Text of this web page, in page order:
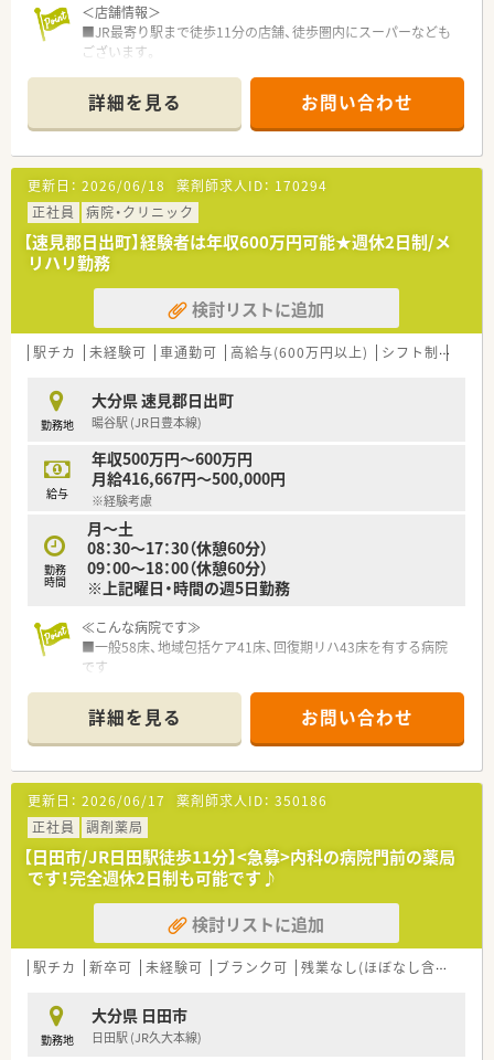
＜店舗情報＞
■JR最寄り駅まで徒歩11分の店舗、徒歩圏内にスーパーなども
ございます。
≪こんな薬局です≫
■地域密着をモットーに50年以上の歴史がございます。
■日田市・玖珠郡・うきは市に11店舗展開しております。
■会社として社員のライフスタイルに合わせた採用を行ってお
ります。
■今後も店舗展開を見据えており、成長が望める企業です。
■社長や役員との距離が近く、風通しが良いので評価次第でエリ
アマネージャーや役員にキャリアアップするチャンスもござい
ます。
■独立開業支援制度もあり、開業後のサポートも充実しておりま
■数名の指導薬剤師が在籍しており、抗がん剤治療への関与、精
神科領域での薬物治療への関わり等を積極的行っています。
詳細を見る お問い合わせ
更新日： 2026/06/18 薬剤師求人ID： 170294
正社員
病院・クリニック
【速見郡日出町】経験者は年収600万円可能★週休2日制/メ
リハリ勤務
検討リストに追加
駅チカ 未経験可 車通勤可 高給与(600万円以上) シフト制
勤務地
大分県 速見郡日出町
暘谷駅 (JR日豊本線)
給与
年収500万円～600万円
月給416,667円～500,000円
※経験考慮
勤務
時間
月～土
08：30～17：30（休憩60分）
09：00～18：00（休憩60分）
※上記曜日・時間の週5日勤務
≪こんな病院です≫
■一般58床、地域包括ケア41床、回復期リハ43床を有する病院
です
は介護老人保健施設・グループホーム等を運営しております。
詳細を見る お問い合わせ
更新日： 2026/06/17 薬剤師求人ID： 350186
正社員
調剤薬局
【日田市/JR日田駅徒歩11分】<急募>内科の病院門前の薬局
です！完全週休2日制も可能です♪
検討リストに追加
駅チカ 新卒可 未経験可 ブランク可 残業なし(ほぼなし含む)
勤務地
大分県 日田市
日田駅 (JR久大本線)